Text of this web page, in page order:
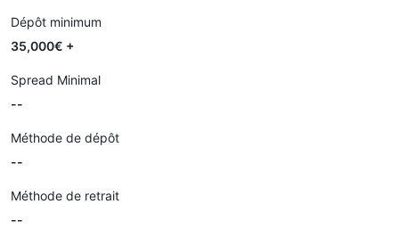
Dépôt minimum
35,000€ +
Spread Minimal
--
Méthode de dépôt
--
Méthode de retrait
--